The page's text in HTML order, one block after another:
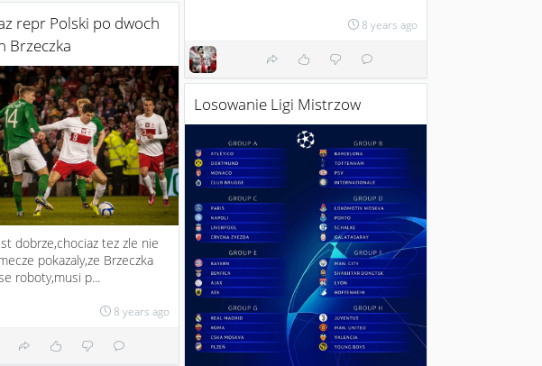
8 years ago
repr Polski po dwoch
Brzeczka
dobrze,chociaz tez zle nie
pokazaly,ze Brzeczka
roboty,musi p...
8 years ago
Losowanie Ligi Mistrzow